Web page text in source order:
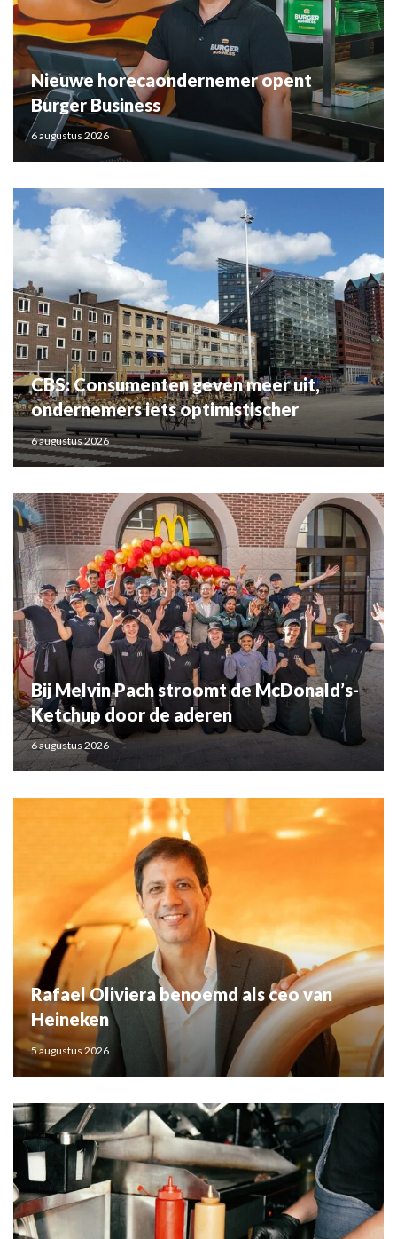
Nieuwe horecaondernemer opent
Burger Business
6 augustus 2026
CBS: Consumenten geven meer uit,
ondernemers iets optimistischer
6 augustus 2026
Bij Melvin Pach stroomt de McDonald’s-
Ketchup door de aderen
6 augustus 2026
Rafael Oliviera benoemd als ceo van
Heineken
5 augustus 2026